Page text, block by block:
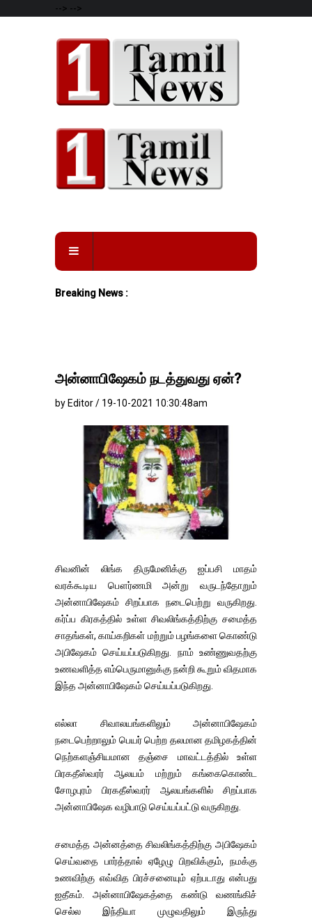
--> -->
Breaking News :
அன்னாபிஷேகம் நடத்துவது ஏன்?
by Editor / 19-10-2021 10:30:48am
சிவனின் லிங்க திருமேனிக்கு ஐப்பசி மாதம்
வரக்கூடிய பௌர்ணமி அன்று வருடந்தோறும்
அன்னாபிஷேகம் சிறப்பாக நடைபெற்று வருகிறது.
கர்ப்ப கிரகத்தில் உள்ள சிவலிங்கத்திற்கு சமைத்த
சாதங்கள், காய்கறிகள் மற்றும் பழங்களை கொண்டு
அபிஷேகம் செய்யப்படுகிறது. நாம் உண்ணுவதற்கு
உணவளித்த எம்பெருமானுக்கு நன்றி கூறும் விதமாக
இந்த அன்னாபிஷேகம் செய்யப்படுகிறது.
எல்லா சிவாலயங்களிலும் அன்னாபிஷேகம்
நடைபெற்றாலும் பெயர் பெற்ற தலமான தமிழகத்தின்
நெற்களஞ்சியமான தஞ்சை மாவட்டத்தில் உள்ள
பிரகதீஸ்வரர் ஆலயம் மற்றும் கங்கைகொண்ட
சோழபுரம் பிரகதீஸ்வரர் ஆலயங்களில் சிறப்பாக
அன்னாபிஷேக வழிபாடு செய்யப்பட்டு வருகிறது.
சமைத்த அன்னத்தை சிவலிங்கத்திற்கு அபிஷேகம்
செய்வதை பார்த்தால் ஏழேழு பிறவிக்கும், நமக்கு
உணவிற்கு எவ்வித பிரச்சனையும் ஏற்படாது என்பது
ஐதீகம். அன்னாபிஷேகத்தை கண்டு வணங்கிச்
செல்ல இந்தியா முழுவதிலும் இருந்து